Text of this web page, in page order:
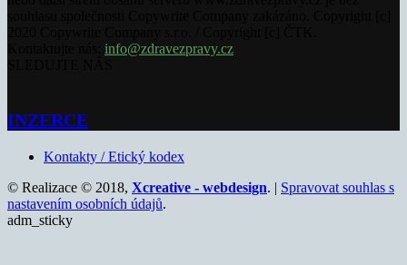
info@zdravezpravy.cz
INZERCE
Kontakty / Etický kodex
© Realizace © 2018, Xcreative - webdesign. | Spravovat souhlas s
nastavením osobních údajů.
adm_sticky